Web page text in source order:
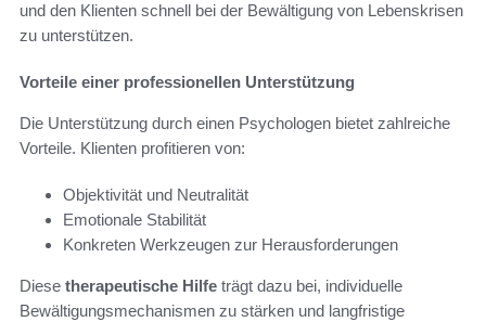
und den Klienten schnell bei der Bewältigung von Lebenskrisen
zu unterstützen.
Vorteile einer professionellen Unterstützung
Die Unterstützung durch einen Psychologen bietet zahlreiche
Vorteile. Klienten profitieren von:
Objektivität und Neutralität
Emotionale Stabilität
Konkreten Werkzeugen zur Herausforderungen
Diese therapeutische Hilfe trägt dazu bei, individuelle
Bewältigungsmechanismen zu stärken und langfristige